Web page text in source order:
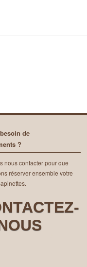
de
?
nous contacter pour que
réserver ensemble votre